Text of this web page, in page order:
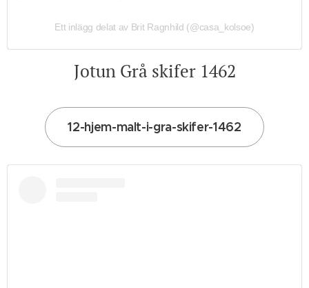
Ett inlägg delat av Brit Ragnhild (@casa_kolsoe)
Jotun Grå skifer 1462
12-hjem-malt-i-gra-skifer-1462